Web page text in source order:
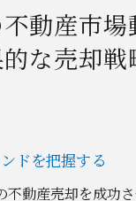
動産市場
な売却戦
ドを把握する
動産売却を成功さ